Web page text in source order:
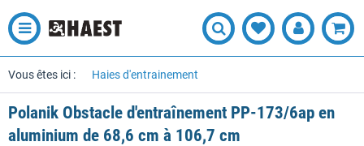
Vous êtes ici : Haies d'entrainement
Polanik Obstacle d'entraînement PP-173/6ap en
aluminium de 68,6 cm à 106,7 cm